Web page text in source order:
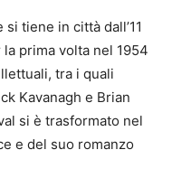
tiene in città dall’11
prima volta nel 1954
tra i quali
Kavanagh e Brian
si è trasformato nel
e del suo romanzo